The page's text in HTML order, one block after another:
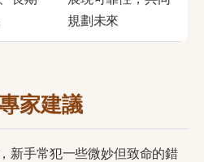
規劃未來
家建議
新手常犯一些微妙但致命的錯